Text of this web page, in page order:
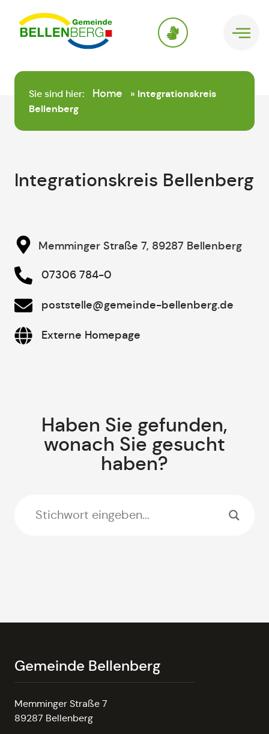
springen
Sie sind hier: Home » Integrationskreis
Bellenberg
Integrationskreis Bellenberg
Memminger Straße 7, 89287 Bellenberg
07306 784-0
poststelle@gemeinde-bellenberg.de
Externe Homepage
Haben Sie gefunden,
wonach Sie gesucht
haben?
Gemeinde Bellenberg
Memminger Straße 7
89287 Bellenberg